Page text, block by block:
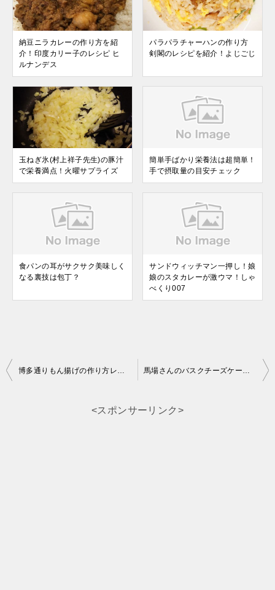
納豆ニラカレーの作り方を紹
介！印度カリー子のレシピ ヒ
ルナンデス
パラパラチャーハンの作り方
剣閣のレシピを紹介！よじごじ
玉ねぎ氷(村上祥子先生)の豚汁
で栄養満点！火曜サプライズ
簡単手ばかり栄養法は超簡単！
手で摂取量の目安チェック
食パンの耳がサクサク美味しく
なる裏技は包丁？
サンドウィッチマン一押し！娘
娘のスタカレーが激ウマ！しゃ
べくり007
投
博多通りもん揚げの作り方レシピを紹介！相葉マナブ 馬場さんのバスクチーズケーキの作り方レシピ 所さんお届けモノです
<スポンサーリンク>